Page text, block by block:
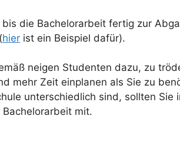
die Bachelorarbeit fertig zur
hier ist ein Beispiel dafür).
neigen Studenten dazu, zu
mehr Zeit einplanen als Sie zu
unterschiedlich sind, sollten
mit.